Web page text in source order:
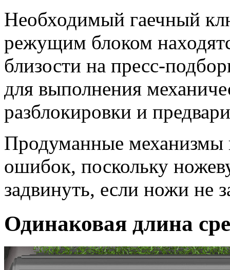
Необходимый гаечный
режущим блоком
близости на пресс-
для выполнения
разблокировки и
Продуманные механизмы
ошибок, поскольку
задвинуть, если ножи не
Одинаковая длина